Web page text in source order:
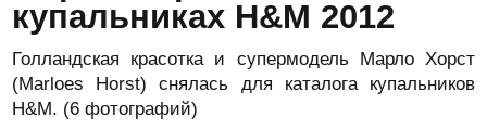
купальниках H&M 2012
Голландская красотка и супермодель Марло Хорст
(Marloes Horst) снялась для каталога купальников
H&M. (6 фотографий)